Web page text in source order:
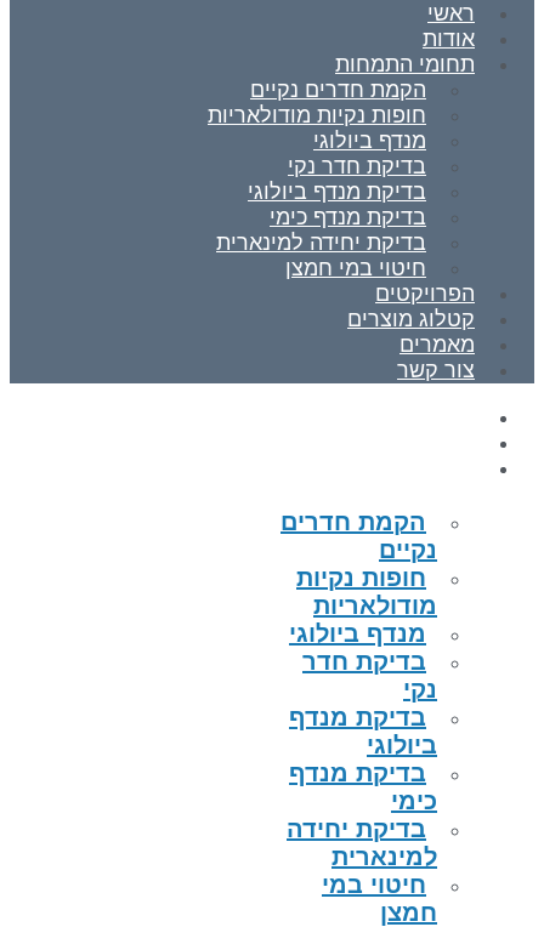
ראשי
אודות
תחומי התמחות
הקמת חדרים נקיים
חופות נקיות מודולאריות
מנדף ביולוגי
בדיקת חדר נקי
בדיקת מנדף ביולוגי
בדיקת מנדף כימי
בדיקת יחידה למינארית
חיטוי במי חמצן
הפרויקטים
קטלוג מוצרים
מאמרים
צור קשר
הקמת חדרים
נקיים
חופות נקיות
מודולאריות
מנדף ביולוגי
בדיקת חדר
נקי
בדיקת מנדף
ביולוגי
בדיקת מנדף
כימי
בדיקת יחידה
למינארית
חיטוי במי
חמצן